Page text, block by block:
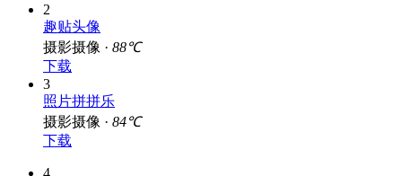
2
趣贴头像
摄影摄像 · 88℃
下载
3
照片拼拼乐
摄影摄像 · 84℃
下载
4